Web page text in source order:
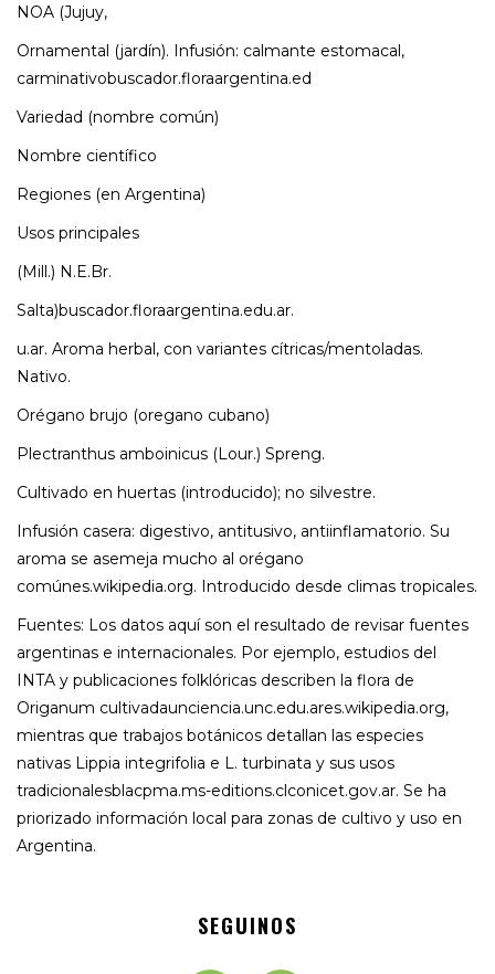
NOA (Jujuy,
Ornamental (jardín). Infusión: calmante estomacal,
carminativobuscador.floraargentina.ed
Variedad (nombre común)
Nombre científico
Regiones (en Argentina)
Usos principales
(Mill.) N.E.Br.
Salta)buscador.floraargentina.edu.ar.
u.ar. Aroma herbal, con variantes cítricas/mentoladas.
Nativo.
Orégano brujo (oregano cubano)
Plectranthus amboinicus (Lour.) Spreng.
Cultivado en huertas (introducido); no silvestre.
Infusión casera: digestivo, antitusivo, antiinflamatorio. Su
aroma se asemeja mucho al orégano
comúnes.wikipedia.org. Introducido desde climas tropicales.
Fuentes: Los datos aquí son el resultado de revisar fuentes
argentinas e internacionales. Por ejemplo, estudios del
INTA y publicaciones folklóricas describen la flora de
Origanum cultivadaunciencia.unc.edu.ares.wikipedia.org,
mientras que trabajos botánicos detallan las especies
nativas Lippia integrifolia e L. turbinata y sus usos
tradicionalesblacpma.ms-editions.clconicet.gov.ar. Se ha
priorizado información local para zonas de cultivo y uso en
Argentina.
SEGUINOS